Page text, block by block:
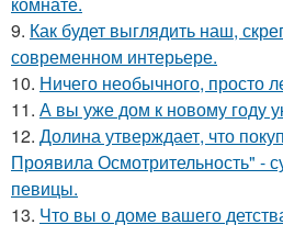
9. Как будет выглядить наш,
современном интерьере.
10. Ничего необычного, просто
11. А вы уже дом к новому году
12. Долина утверждает, что
Проявила Осмотрительность" -
певицы.
13. Что вы о доме вашего